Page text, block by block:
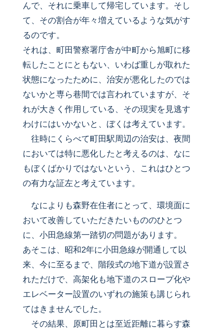
んで、それに乗車して帰宅しています。そし
て、その割合が年々増えているような気がす
るのです。
それは、町田警察署庁舎が中町から旭町に移
転したことにともない、いわば重しが取れた
状態になったために、治安が悪化したのでは
ないかと専ら巷間では言われていますが、そ
れが大きく作用している、その現実を見逃す
わけにはいかないと、ぼくは考えています。
往時にくらべて町田駅周辺の治安は、夜間
においては特に悪化したと考えるのは、なに
もぼくばかりではないという、これはひとつ
の有力な証左と考えています。
なによりも森野在住者にとって、環境面に
おいて改善していただきたいもののひとつ
に、小田急線第一踏切の問題があります。
あそこは、昭和2年に小田急線が開通して以
来、今に至るまで、階段式の地下道が設置さ
れただけで、高架化も地下道のスロープ化や
エレベーター設置のいずれの施策も講じられ
てはきませんでした。
その結果、原町田とは至近距離に暮らす森